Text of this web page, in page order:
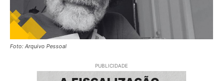
Foto: Arquivo Pessoal
PUBLICIDADE